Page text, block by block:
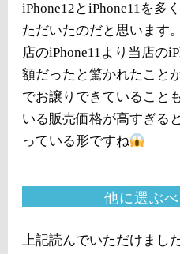
iPhone12とiPhone11を多
ただいたのだと思います
店のiPhone11より当店の
額だったと驚かれたこと
でお譲りできていること
いる販売価格が高すぎる
っている形ですね
他に選ぶ
上記読んでいただけまし